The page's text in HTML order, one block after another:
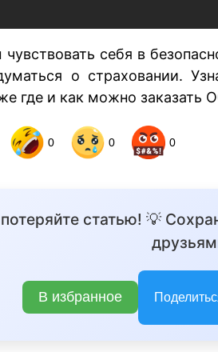
себя в
о страховании.
где и как можно заказать
0 0 0
статью! 💡
В избранное